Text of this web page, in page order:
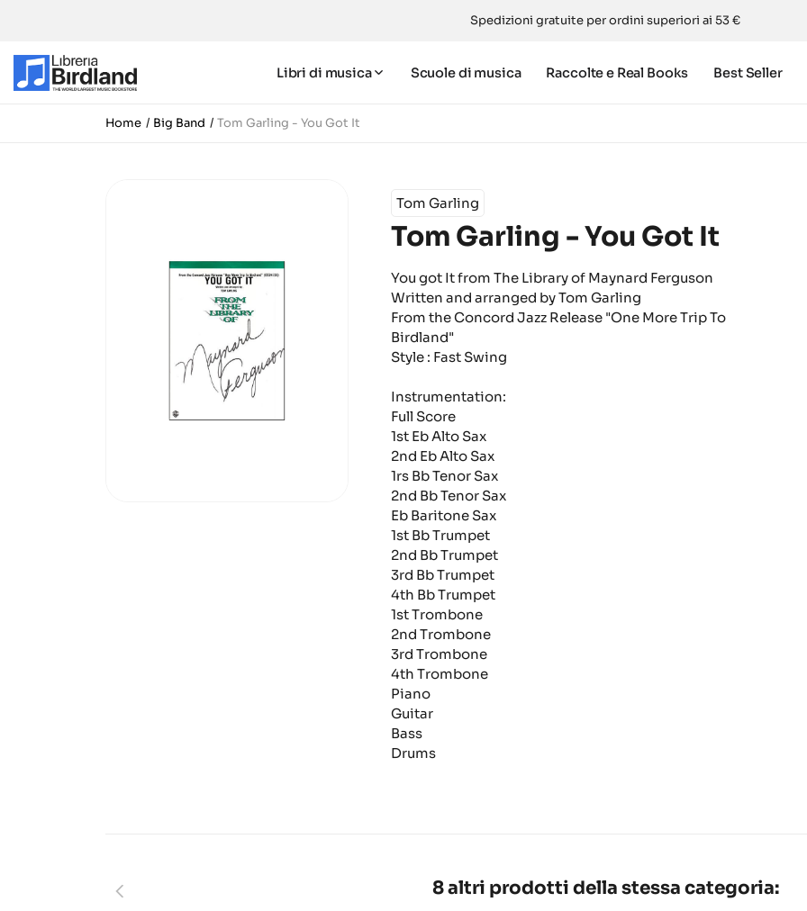
Spedizioni gratuite per ordini superiori ai 53 €
Libri di musica Scuole di musica Raccolte e Real Books Best Seller
Home Big Band Tom Garling - You Got It
Tom Garling
Tom Garling - You Got It
You got It from The Library of Maynard Ferguson
Written and arranged by Tom Garling
From the Concord Jazz Release "One More Trip To
Birdland"
Style : Fast Swing
Instrumentation:
Full Score
1st Eb Alto Sax
2nd Eb Alto Sax
1rs Bb Tenor Sax
2nd Bb Tenor Sax
Eb Baritone Sax
1st Bb Trumpet
2nd Bb Trumpet
3rd Bb Trumpet
4th Bb Trumpet
1st Trombone
2nd Trombone
3rd Trombone
4th Trombone
Piano
Guitar
Bass
Drums
8 altri prodotti della stessa categoria: